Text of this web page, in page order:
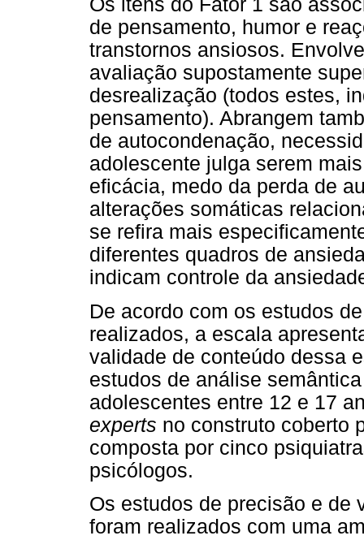
Os itens do Fator 1 são
de pensamento, humor e
transtornos ansiosos.
avaliação supostamente
desrealização (todos estes,
pensamento). Abrangem
de autocondenação,
adolescente julga serem
eficácia, medo da perda de
alterações somáticas
se refira mais
diferentes quadros de
indicam controle da
De acordo com os estudos
realizados, a escala
validade de conteúdo dessa
estudos de análise
adolescentes entre 12 e 17
experts no construto coberto
composta por cinco
psicólogos.
Os estudos de precisão e de
foram realizados com uma